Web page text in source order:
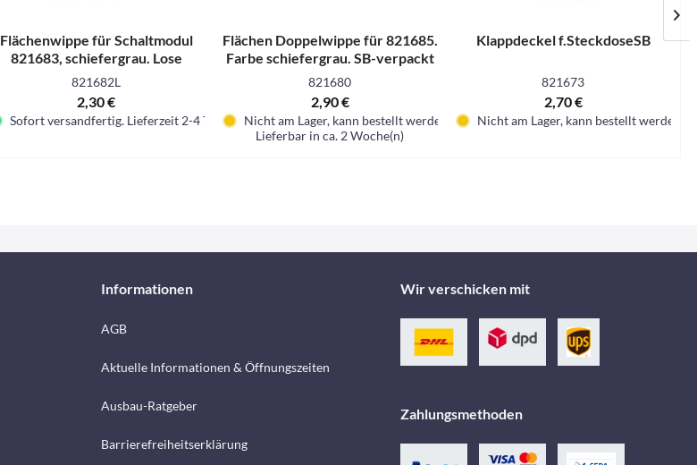
Flächenwippe für Schaltmodul
821683, schiefergrau. Lose
(unverpackt)
821682L
2,30 €
Sofort versandfertig. Lieferzeit 2-4 Tage.
Flächen Doppelwippe für 821685.
Farbe schiefergrau. SB-verpackt
821680
2,90 €
Nicht am Lager, kann bestellt werden
Lieferbar in ca. 2 Woche(n)
Klappdeckel f.SteckdoseSB
821673
2,70 €
Nicht am Lager, kann bestellt werden
Informationen
AGB
Aktuelle Informationen & Öffnungszeiten
Ausbau-Ratgeber
Barrierefreiheitserklärung
Wir verschicken mit
Zahlungsmethoden